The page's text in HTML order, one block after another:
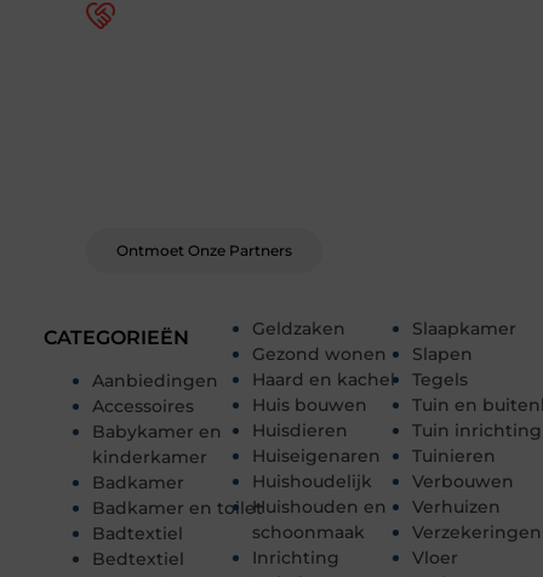
CATEGORIEËN
Aanbiedingen
Accessoires
Babykamer en
kinderkamer
Badkamer
Badkamer en toilet
Badtextiel
Bedtextiel
Geldzaken
Gezond wonen
Haard en kachel
Huis bouwen
Huisdieren
Huiseigenaren
Huishoudelijk
Huishouden en
schoonmaak
Inrichting
Slaapkamer
Slapen
Tegels
Tuin en
Tuin inrichting
Tuinieren
Verbouwen
Verhuizen
Verzekeringen
Vloer
Ontmoet Onze Partners